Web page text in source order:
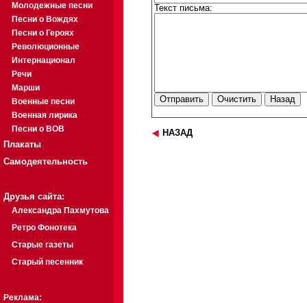
Молодежные песни
Песни о Вождях
Песни о Героях
Революционные
Интернационал
Речи
Марши
Военные песни
Военная лирика
Песни о ВОВ
Плакаты
Самодеятельность
Друзья сайта:
Александра Пахмутова
Ретро Фонотека
Старые газеты
Старый песенник
Реклама:
Текст письма:
НАЗАД